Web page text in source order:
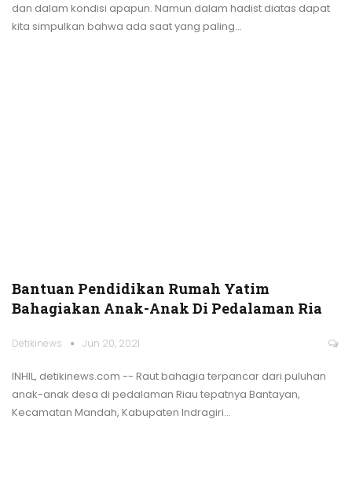
dan dalam kondisi apapun. Namun dalam hadist diatas dapat
kita simpulkan bahwa ada saat yang paling…
Bantuan Pendidikan Rumah Yatim
Bahagiakan Anak-Anak Di Pedalaman Ria
Detikinews Jun 20, 2021
INHIL, detikinews.com -- Raut bahagia terpancar dari puluhan
anak-anak desa di pedalaman Riau tepatnya Bantayan,
Kecamatan Mandah, Kabupaten Indragiri…